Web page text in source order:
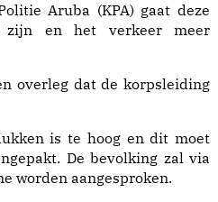
Aruba (KPA) gaat deze
zijn en het verkeer meer
overleg dat de korpsleiding
is te hoog en dit moet
De bevolking zal via
worden aangesproken.